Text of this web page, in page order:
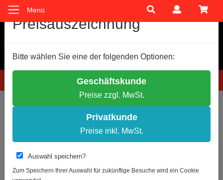
Hotline: 0781 9399888-60
Menü
Sie sind hier: Nach Lieferant
Poster oder Hinweisschild - Maximale
Kundenanzahl
Cookie-Einstellungen
Wir verwenden Cookies, um Ihnen ein optimales
Einige Cookies sind technisch notwendig, andere dienen zu
anonymen Statistikzwecken.
Entscheiden Sie bitte selbst, welche Cookies Sie akzeptieren.
Notwendige Cookies erlauben
Weitere Infos
Datenschutz Impressum
Preisauszeichnung
Bitte wählen Sie eine der folgenden Optionen:
Geschäftskunde
Preise zzgl. MwSt.
Privatkunde
Preise inkl. MwSt.
Auswahl speichern?
Zum Speichern Ihrer Auswahl für zukünftige Besuche wird ein Cookie